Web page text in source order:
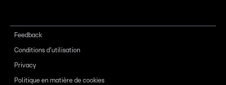
Feedback
Conditions d'utilisation
Privacy
Politique en matière de cookies